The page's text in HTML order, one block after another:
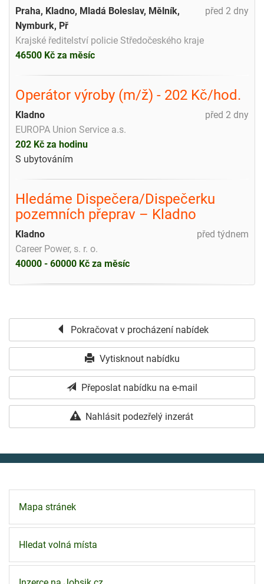
před 2 dny
Praha, Kladno, Mladá Boleslav, Mělník,
Nymburk, Př
Krajské ředitelství policie Středočeského kraje
46500 Kč za měsíc
Operátor výroby (m/ž) - 202 Kč/hod.
před 2 dny
Kladno
EUROPA Union Service a.s.
202 Kč za hodinu
S ubytováním
Hledáme Dispečera/Dispečerku
pozemních přeprav – Kladno
před týdnem
Kladno
Career Power, s. r. o.
40000 - 60000 Kč za měsíc
Pokračovat v procházení nabídek
Vytisknout nabídku
Přeposlat nabídku na e-mail
Nahlásit podezřelý inzerát
Mapa stránek
Hledat volná místa